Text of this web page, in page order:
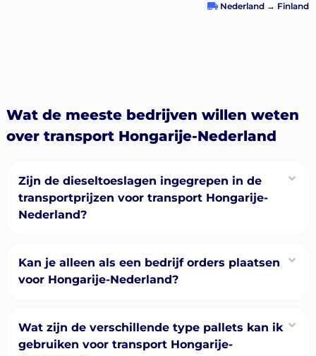
Nederland → Finland
Wat de meeste bedrijven willen weten
over transport Hongarije-Nederland
Zijn de dieseltoeslagen ingegrepen in de
transportprijzen voor transport Hongarije-
Nederland?
Kan je alleen als een bedrijf orders plaatsen
voor Hongarije-Nederland?
Wat zijn de verschillende type pallets kan ik
gebruiken voor transport Hongarije-